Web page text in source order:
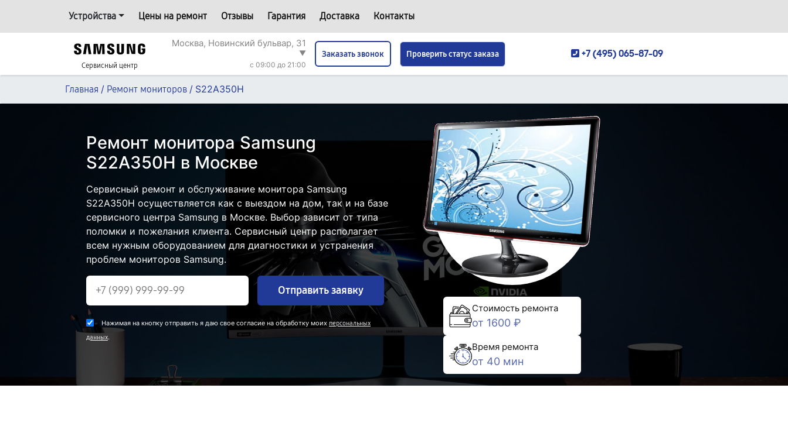
Устройства Цены на ремонт Отзывы Гарантия Доставка Контакты
Сервисный центр
Москва, Новинский бульвар, 31
▼
c 09:00 до 21:00
Заказать звонок Проверить статус заказа +7 (495) 065-87-09
Главная / Ремонт мониторов / S22A350H
Ремонт монитора Samsung
S22A350H в Москве
Сервисный ремонт и обслуживание монитора Samsung
S22A350H осуществляется как с выездом на дом, так и на базе
сервисного центра Samsung в Москве. Выбор зависит от типа
поломки и пожелания клиента. Сервисный центр располагает
всем нужным оборудованием для диагностики и устранения
проблем мониторов Samsung.
Отправить заявку
Нажимая на кнопку отправить я даю свое согласие на обработку моихперсональных
данных.
Стоимость ремонта
от 1600 ₽
Время ремонта
от 40 мин